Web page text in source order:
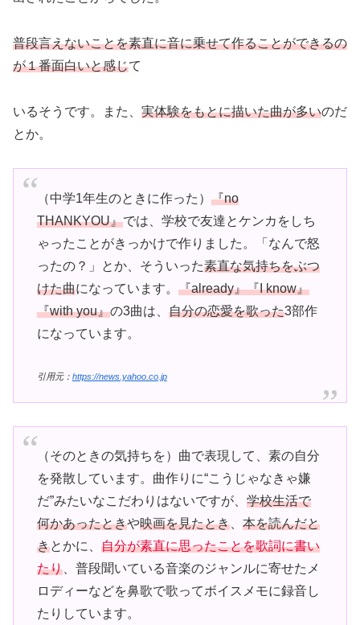
普段言えないことを素直に音に乗せて作ることができるの
が１番面白いと感じて
いるそうです。また、 実体験をもとに描いた曲が多いのだ
とか。
（中学1年生のときに作った） 『no
THANKYOU』では、学校で友達とケンカをしち
ゃったことがきっかけで作りました。「なんで怒
ったの？」とか、そういった素直な気持ちをぶつ
けた曲になっています。 『already』『I know』
『with you』の3曲は、 自分の恋愛を歌った3部作
になっています。
引用元： https://news.yahoo.co.jp
（そのときの気持ちを）曲で表現して、素の自分
を発散しています。曲作りに“こうじゃなきゃ嫌
だ”みたいなこだわりはないですが、 学校生活で
何かあったときや映画を見たとき、 本を読んだと
きとかに、 自分が素直に思ったことを歌詞に書い
たり、普段聞いている音楽のジャンルに寄せたメ
ロディーなどを鼻歌で歌ってボイスメモに録音し
たりしています。